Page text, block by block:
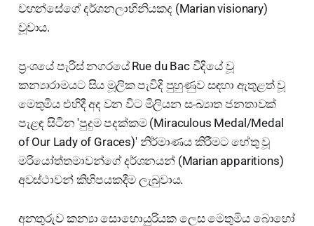
වහන්සේගේ දර්ශනලාභිනියකද (Marian visionary)
වූවාය.
ප්‍රංශයේ පැරිස් නගරයේ Rue du Bac වීදියේ වූ
කන්‍යාරාමයට සිය මූලික පැවිදි පුහුණුව සඳහා ඇතුළත් වූ
මෙතුමිය එහිදී අද වන විට මිලියන සංඛ්‍යාත ජනතාවක්
පැළඳ සිටින 'පුදුම පදක්කම (Miraculous Medal/Medal
of Our Lady of Graces)' නිර්මාණය කිරීමට හේතු වූ
මරියෝත්තමාවන්ගේ දර්ශනයන් (Marian apparitions)
අවස්ථාවන් කිහිපයකදීම ලැබුවාය.
අනතුරුව කන්‍යා සොහොයුරියක ලෙස මෙතුමිය බොහෝ